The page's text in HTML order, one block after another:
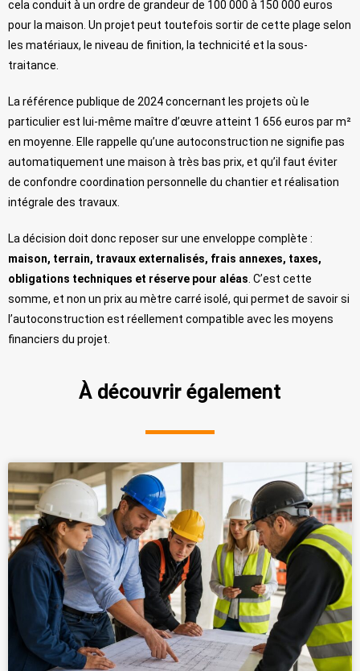
cela conduit à un ordre de grandeur de 100 000 à 150 000 euros
pour la maison. Un projet peut toutefois sortir de cette plage selon
les matériaux, le niveau de finition, la technicité et la sous-
traitance.
La référence publique de 2024 concernant les projets où le
particulier est lui-même maître d’œuvre atteint 1 656 euros par m²
en moyenne. Elle rappelle qu’une autoconstruction ne signifie pas
automatiquement une maison à très bas prix, et qu’il faut éviter
de confondre coordination personnelle du chantier et réalisation
intégrale des travaux.
La décision doit donc reposer sur une enveloppe complète :
maison, terrain, travaux externalisés, frais annexes, taxes,
obligations techniques et réserve pour aléas . C’est cette
somme, et non un prix au mètre carré isolé, qui permet de savoir si
l’autoconstruction est réellement compatible avec les moyens
financiers du projet.
À découvrir également